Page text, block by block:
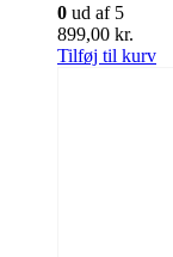
0 ud af 5
899,00 kr.
Tilføj til kurv